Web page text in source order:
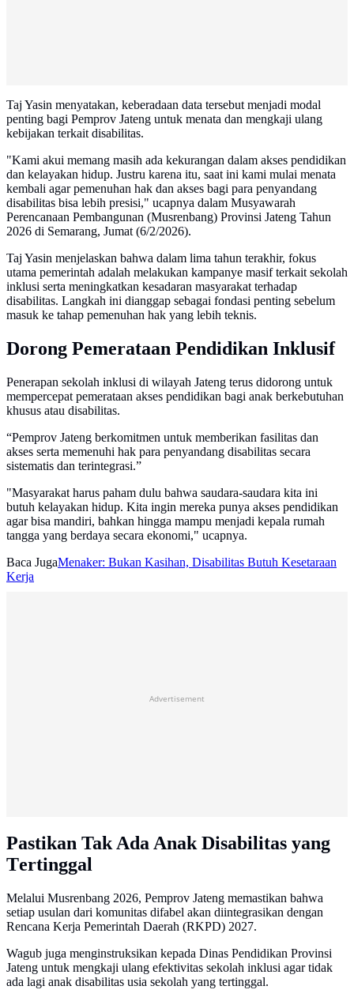
Taj Yasin menyatakan, keberadaan data tersebut menjadi modal
penting bagi Pemprov Jateng untuk menata dan mengkaji ulang
kebijakan terkait disabilitas.
"Kami akui memang masih ada kekurangan dalam akses pendidikan
dan kelayakan hidup. Justru karena itu, saat ini kami mulai menata
kembali agar pemenuhan hak dan akses bagi para penyandang
disabilitas bisa lebih presisi," ucapnya dalam Musyawarah
Perencanaan Pembangunan (Musrenbang) Provinsi Jateng Tahun
2026 di Semarang, Jumat (6/2/2026).
Taj Yasin menjelaskan bahwa dalam lima tahun terakhir, fokus
utama pemerintah adalah melakukan kampanye masif terkait sekolah
inklusi serta meningkatkan kesadaran masyarakat terhadap
disabilitas. Langkah ini dianggap sebagai fondasi penting sebelum
masuk ke tahap pemenuhan hak yang lebih teknis.
Dorong Pemerataan Pendidikan Inklusif
Penerapan sekolah inklusi di wilayah Jateng terus didorong untuk
mempercepat pemerataan akses pendidikan bagi anak berkebutuhan
khusus atau disabilitas.
“Pemprov Jateng berkomitmen untuk memberikan fasilitas dan
akses serta memenuhi hak para penyandang disabilitas secara
sistematis dan terintegrasi.”
"Masyarakat harus paham dulu bahwa saudara-saudara kita ini
butuh kelayakan hidup. Kita ingin mereka punya akses pendidikan
agar bisa mandiri, bahkan hingga mampu menjadi kepala rumah
tangga yang berdaya secara ekonomi," ucapnya.
Baca JugaMenaker: Bukan Kasihan, Disabilitas Butuh Kesetaraan
Kerja
Advertisement
Pastikan Tak Ada Anak Disabilitas yang
Tertinggal
Melalui Musrenbang 2026, Pemprov Jateng memastikan bahwa
setiap usulan dari komunitas difabel akan diintegrasikan dengan
Rencana Kerja Pemerintah Daerah (RKPD) 2027.
Wagub juga menginstruksikan kepada Dinas Pendidikan Provinsi
Jateng untuk mengkaji ulang efektivitas sekolah inklusi agar tidak
ada lagi anak disabilitas usia sekolah yang tertinggal.